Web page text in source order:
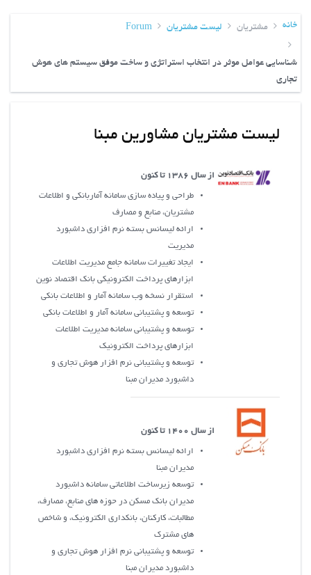
خانه مشتریان لیست مشتریان Forum
شناسایی عوامل موثر در انتخاب استراتژی و ساخت موفق سیستم های هوش
تجاری
لیست مشتریان مشاورین مبنا
از سال 1386 تا کنون
طراحي و پياده سازي سامانه آماربانکي و اطلاعات
مشتريان، منابع و مصارف
ارائه ليسانس بسته نرم افزاري داشبورد
مديريت
ايجاد تغييرات سامانه جامع مديريت اطلاعات
ابزارهاي پرداخت الکترونيکي بانک اقتصاد نوين
استقرار نسخه وب سامانه آمار و اطلاعات بانکی
توسعه و پشتيباني سامانه آمار و اطلاعات بانکي
توسعه و پشتيباني سامانه مديريت اطلاعات
ابزارهاي پرداخت الکترونيک
توسعه و پشتيباني نرم افزار هوش تجاري و
داشبورد مديران مبنا
از سال 1400 تا کنون
ارائه ليسانس بسته نرم افزاري داشبورد
مديران مبنا
توسعه زیرساخت اطلاعاتی سامانه داشبورد
مدیران بانک مسکن در حوزه های منابع، مصارف،
مطالبات، کارکنان، بانکداری الکترونیک، و شاخص
های مشترک
توسعه و پشتيباني نرم افزار هوش تجاري و
داشبورد مديران مبنا